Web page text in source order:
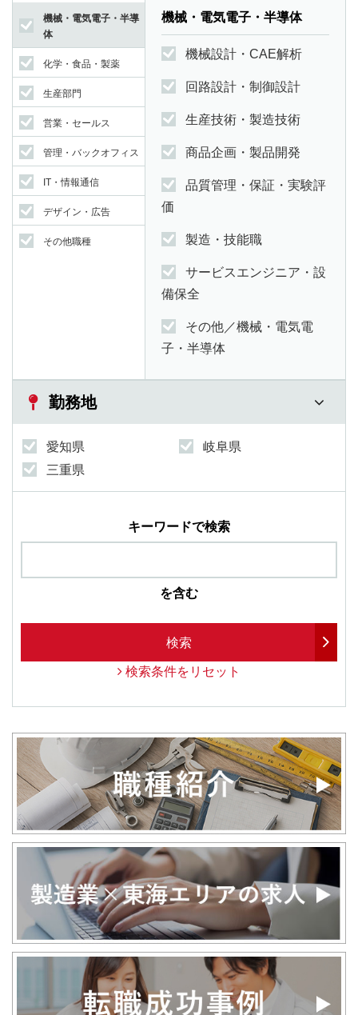
機械・電気電子・半導
体
化学・食品・製薬
生産部門
営業・セールス
管理・バックオフィス
IT・情報通信
デザイン・広告
その他職種
機械・電気電子・半導体
機械設計・CAE解析
回路設計・制御設計
生産技術・製造技術
商品企画・製品開発
品質管理・保証・実験評
価
製造・技能職
サービスエンジニア・設
備保全
その他／機械・電気電
子・半導体
勤務地
愛知県
岐阜県
三重県
キーワードで検索
を含む
検索
検索条件をリセット